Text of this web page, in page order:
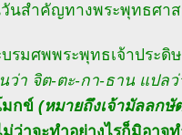
วันสำคัญทางพระพุทธศา
บรมศพพระพุทธเจ้าประ
ว่า จิต-ตะ-กา-ธาน แปล
มกข์ (หมายถึงเจ้ามัลลกษั
ว่าจะทำอย่างไรก็มิอาจ